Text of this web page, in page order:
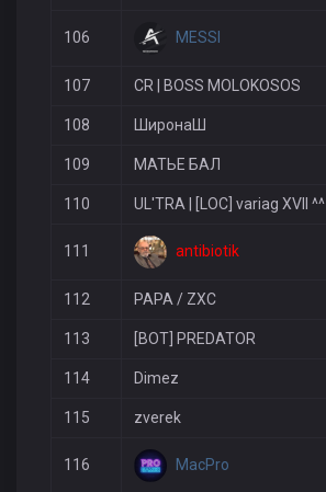
106 MESSI
107 CR | BOSS MOLOKOSOS
108 ШиронаШ
109 МАТЬЕ БАЛ
110 UL'TRA | [LOC] variag XVII ^^
111 antibiotik
112 PAPA / ZXC
113 [BOT] PREDATOR
114 Dimez
115 zverek
116 MacPro